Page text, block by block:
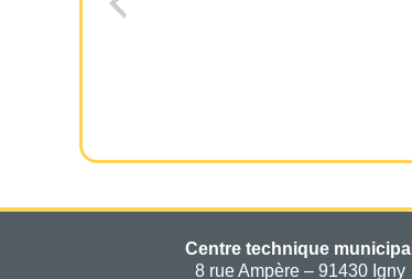
Centre technique municipal
8 rue Ampère – 91430 Igny